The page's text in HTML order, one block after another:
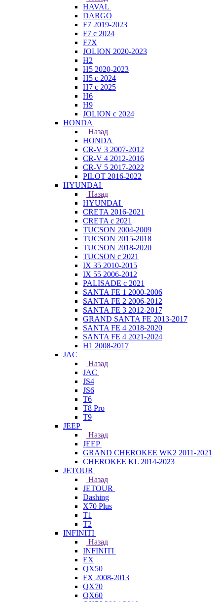
HAVAL
DARGO
F7 2019-2023
F7 с 2024
F7X
JOLION 2020-2023
H2
H5 2020-2023
H5 с 2024
H7 с 2025
H6
H9
JOLION с 2024
HONDA
Назад
HONDA
CR-V 3 2007-2012
CR-V 4 2012-2016
CR-V 5 2017-2022
PILOT 2016-2022
HYUNDAI
Назад
HYUNDAI
CRETA 2016-2021
CRETA с 2021
TUCSON 2004-2009
TUCSON 2015-2018
TUCSON 2018-2020
TUCSON с 2021
IX 35 2010-2015
IX 55 2006-2012
PALISADE с 2021
SANTA FE 1 2000-2006
SANTA FE 2 2006-2012
SANTA FE 3 2012-2017
GRAND SANTA FE 2013-2017
SANTA FE 4 2018-2020
SANTA FE 4 2021-2024
H1 2008-2017
JAC
Назад
JAC
JS4
JS6
T6
T8 Pro
T9
JEEP
Назад
JEEP
GRAND CHEROKEE WK2 2011-2021
CHEROKEE KL 2014-2023
JETOUR
Назад
JETOUR
Dashing
X70 Plus
T1
T2
INFINITI
Назад
INFINITI
EX
QX50
FX 2008-2013
QX70
QX60